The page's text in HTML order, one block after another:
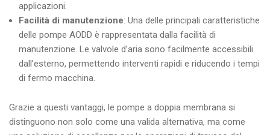
applicazioni.
Facilità di manutenzione: Una delle principali caratteristiche
delle pompe AODD è rappresentata dalla facilità di
manutenzione. Le valvole d’aria sono facilmente accessibili
dall’esterno, permettendo interventi rapidi e riducendo i tempi
di fermo macchina.
Grazie a questi vantaggi, le pompe a doppia membrana si
distinguono non solo come una valida alternativa, ma come